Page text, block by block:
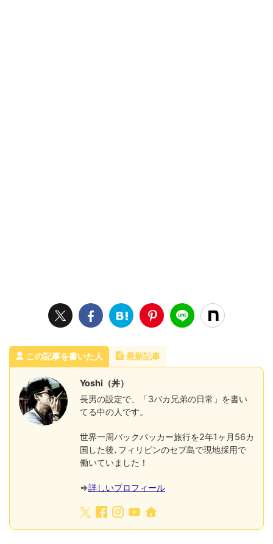
この記事を書いた人 最新記事
Yoshi（丼）
長男の設定で、「3バカ兄弟の日常」を書い
てる中の人です。
世界一周バックパッカー旅行を2年1ヶ月56カ
国した後､フィリピンのセブ島で現地採用で
働いていました！
⇒詳しいプロフィール